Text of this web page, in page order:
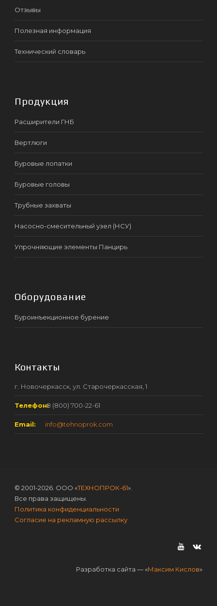
Отзывы
Полезная информация
Технический словарь
Продукция
Расширители ГНБ
Вертлюги
Буровые лопатки
Буровые головы
Трубные захваты
Насосно-смесительный узел (НСУ)
Упрочняющие элементы Панцирь
Оборудование
Буроинъекционное бурение
Контакты
г. Новочеркасск, ул. Старочеркасская, 1
Телефон:8 (800) 700-22-61
Email: info@tehnoprok.com
© 2001-2026. ООО «ТЕХНОПРОК-61».
Все права защищены.
Политика конфиденциальности
Согласие на рекламную рассылку
Разработка сайта — «Максим Кислов»